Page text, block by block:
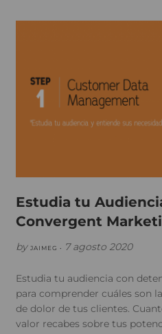
Estudia tu
Convergent
by JAIMEG • 7 agosto 2020
Estudia tu audiencia con
para comprender cuáles son
de dolor de tus clientes.
valor recabes sobre tus